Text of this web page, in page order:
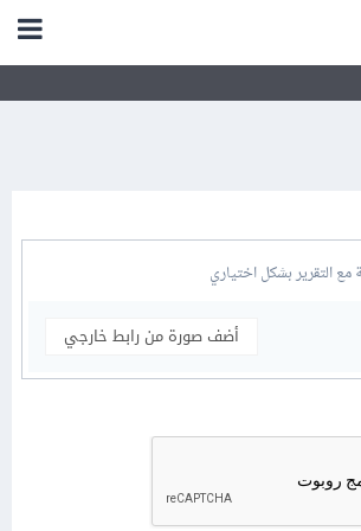
التقرير بشكل اختياري
أضف صورة من رابط خارجي